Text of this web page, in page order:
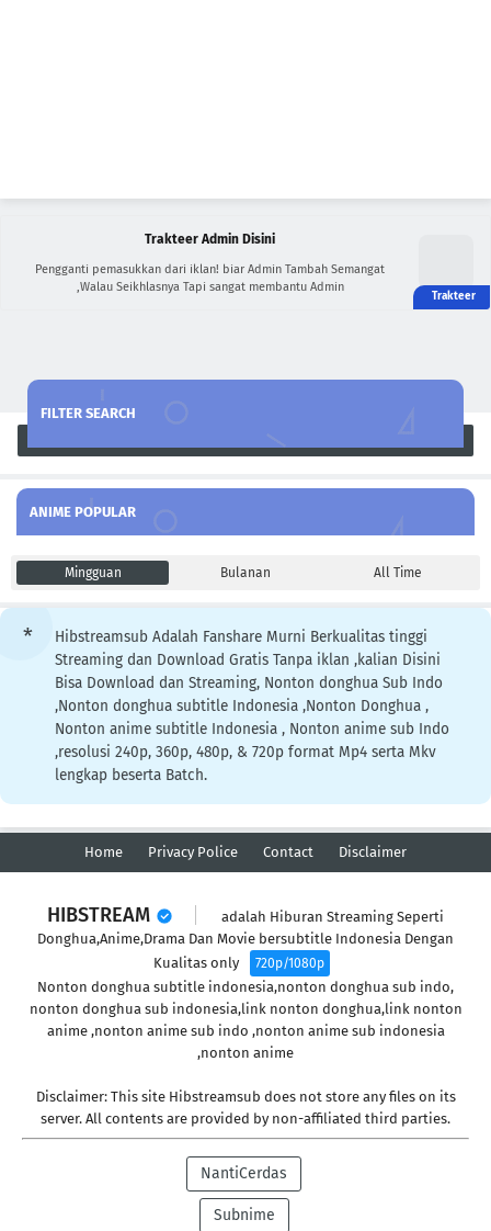
Trakteer Admin Disini
Pengganti pemasukkan dari iklan! biar Admin Tambah Semangat
,Walau Seikhlasnya Tapi sangat membantu Admin
FILTER SEARCH
ANIME POPULAR
Mingguan Bulanan All Time
Hibstreamsub Adalah Fanshare Murni Berkualitas tinggi
Streaming dan Download Gratis Tanpa iklan ,kalian Disini
Bisa Download dan Streaming, Nonton donghua Sub Indo
,Nonton donghua subtitle Indonesia ,Nonton Donghua ,
Nonton anime subtitle Indonesia , Nonton anime sub Indo
,resolusi 240p, 360p, 480p, & 720p format Mp4 serta Mkv
lengkap beserta Batch.
Home Privacy Police Contact Disclaimer
HIBSTREAM
adalah Hiburan Streaming Seperti
Donghua,Anime,Drama Dan Movie bersubtitle Indonesia Dengan
Kualitas only
720p/1080p
Nonton donghua subtitle indonesia,nonton donghua sub indo,
nonton donghua sub indonesia,link nonton donghua,link nonton
anime ,nonton anime sub indo ,nonton anime sub indonesia
,nonton anime
Disclaimer: This site Hibstreamsub does not store any files on its
server. All contents are provided by non-affiliated third parties.
NantiCerdas
Subnime